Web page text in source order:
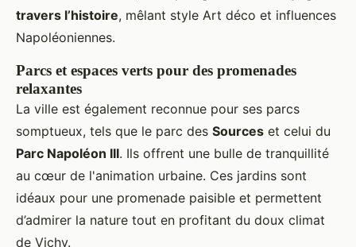
travers l’histoire, mêlant style Art déco et influences
Napoléoniennes.
Parcs et espaces verts pour des promenades
relaxantes
La ville est également reconnue pour ses parcs
somptueux, tels que le parc des Sources et celui du
Parc Napoléon III. Ils offrent une bulle de tranquillité
au cœur de l'animation urbaine. Ces jardins sont
idéaux pour une promenade paisible et permettent
d’admirer la nature tout en profitant du doux climat
de Vichy.